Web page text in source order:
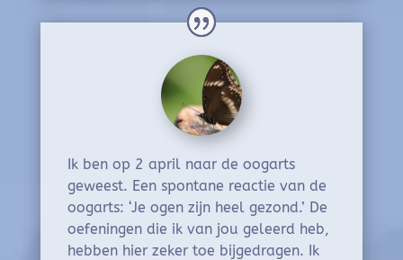
Ik ben op 2 april naar de oogarts
geweest. Een spontane reactie van de
oogarts: ‘Je ogen zijn heel gezond.’ De
oefeningen die ik van jou geleerd heb,
hebben hier zeker toe bijgedragen. Ik